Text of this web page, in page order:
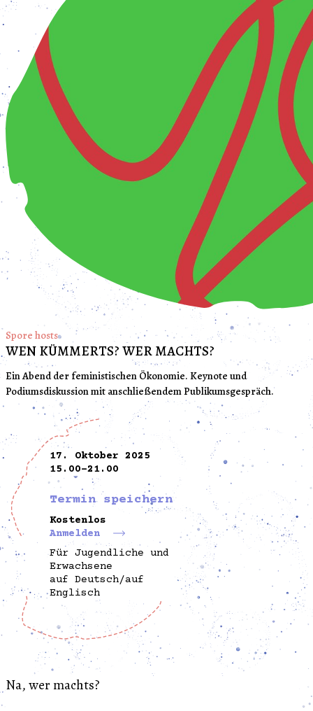
geöffnet: Dienstag – Freitag: 15 – 19 Uhr und Samstag
Spore hosts
WEN KÜMMERTS? WER MACHTS?
Ein Abend der feministischen Ökonomie. Keynote und
Podiumsdiskussion mit anschließendem Publikumsgespräch.
17. Oktober 2025
15.00-21.00
Termin speichern
Kostenlos
Anmelden
Für Jugendliche und
Erwachsene
auf Deutsch/auf
Englisch
Na, wer machts?